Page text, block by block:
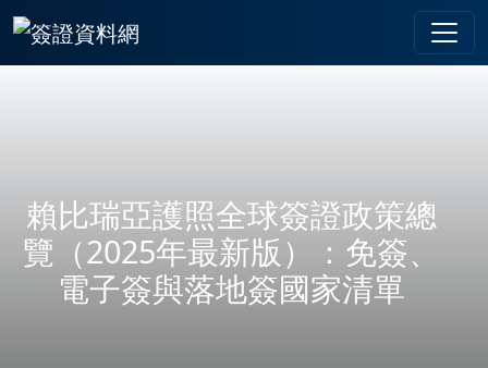
賴比瑞亞護照全球簽證政策總
覽（2025年最新版）：免簽、
電子簽與落地簽國家清單